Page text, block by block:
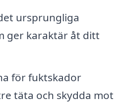
ursprungliga
ger karaktär åt ditt
för fuktskador
täta och skydda mot